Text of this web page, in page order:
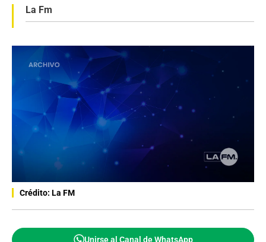
La Fm
Crédito: La FM
Unirse al Canal de WhatsApp